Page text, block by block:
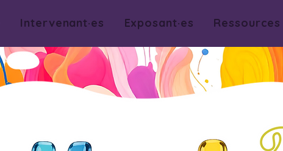
Intervenant·es Exposant·es Ressources